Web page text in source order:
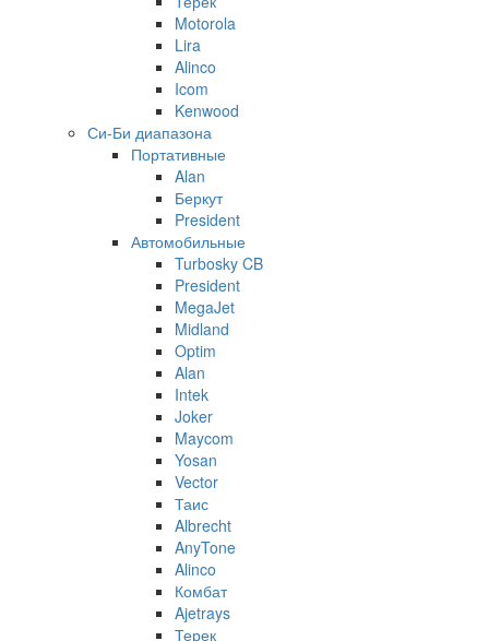
Motorola
Lira
Alinco
Icom
Kenwood
Си-Би диапазона
Портативные
Alan
Беркут
President
Автомобильные
Turbosky CB
President
MegaJet
Midland
Optim
Alan
Intek
Joker
Maycom
Yosan
Vector
Таис
Albrecht
AnyTone
Alinco
Комбат
Ajetrays
Терек